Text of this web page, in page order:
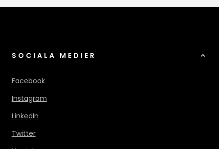
SOCIALA MEDIER
Facebook
Instagram
LinkedIn
Twitter